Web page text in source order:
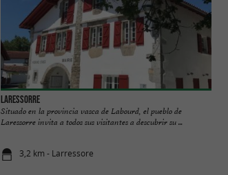
Laressorre
Situado en la provincia vasca de Labourd, el pueblo de
Laressorre invita a todos sus visitantes a descubrir su ...
3,2 km - Larressore